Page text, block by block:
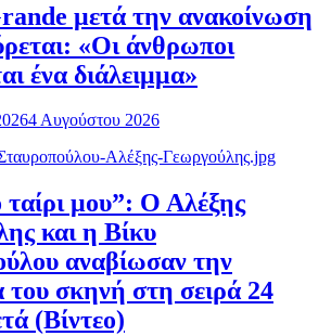
μετά την ανακοίνωση
«Οι άνθρωποι
ένα διάλειμμα»
4 Αυγούστου 2026
ταίρι μου”: Ο Αλέξης
και η Βίκυ
αναβίωσαν την
του σκηνή στη σειρά 24
(Βίντεο)